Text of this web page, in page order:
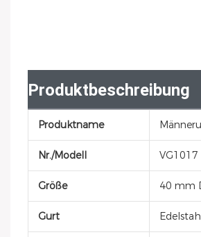
Produktbeschreibung
Produktname
Nr./Modell VG1017
Größe 40 mm
Gurt